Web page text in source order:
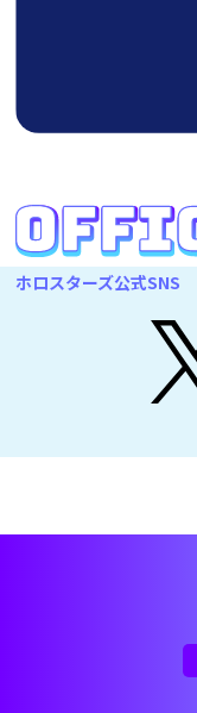
ホロスターズ公式SNS